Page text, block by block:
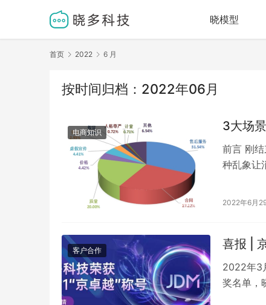
晓模型
首页 2022 6 月
按时间归档：2022年06月
电商知识 3大场
前言 刚
种乱象让
2022年6月
客户合作 喜报 |
2022年3
奖名单，